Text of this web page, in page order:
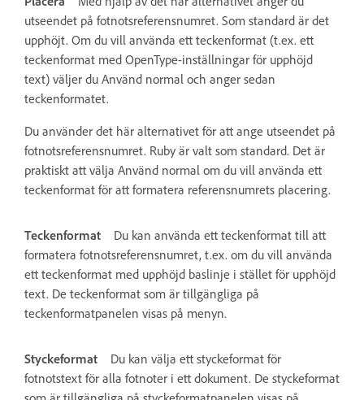
utseendet på fotnotsreferensnumret. Som standard är det
upphöjt. Om du vill använda ett teckenformat (t.ex. ett
teckenformat med OpenType-inställningar för upphöjd
text) väljer du Använd normal och anger sedan
teckenformatet.
Du använder det här alternativet för att ange utseendet på
fotnotsreferensnumret. Ruby är valt som standard. Det är
praktiskt att välja Använd normal om du vill använda ett
teckenformat för att formatera referensnumrets placering.
Teckenformat
Du kan använda ett teckenformat till att
formatera fotnotsreferensnumret, t.ex. om du vill använda
ett teckenformat med upphöjd baslinje i stället för upphöjd
text. De teckenformat som är tillgängliga på
teckenformatpanelen visas på menyn.
Styckeformat
Du kan välja ett styckeformat för
fotnotstext för alla fotnoter i ett dokument. De styckeformat